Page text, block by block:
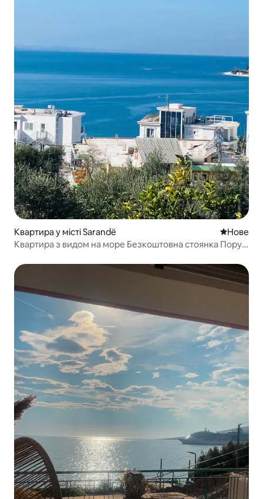
Квартира у місті Sarandë Нове
Нове
Квартира з видом на море Безкоштовна стоянка Поруч